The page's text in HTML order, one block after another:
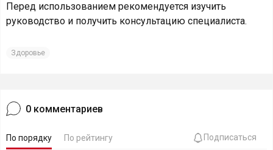
Перед использованием рекомендуется изучить
руководство и получить консультацию специалиста.
Здоровье
0 комментариев
По порядку По рейтингу Подписаться